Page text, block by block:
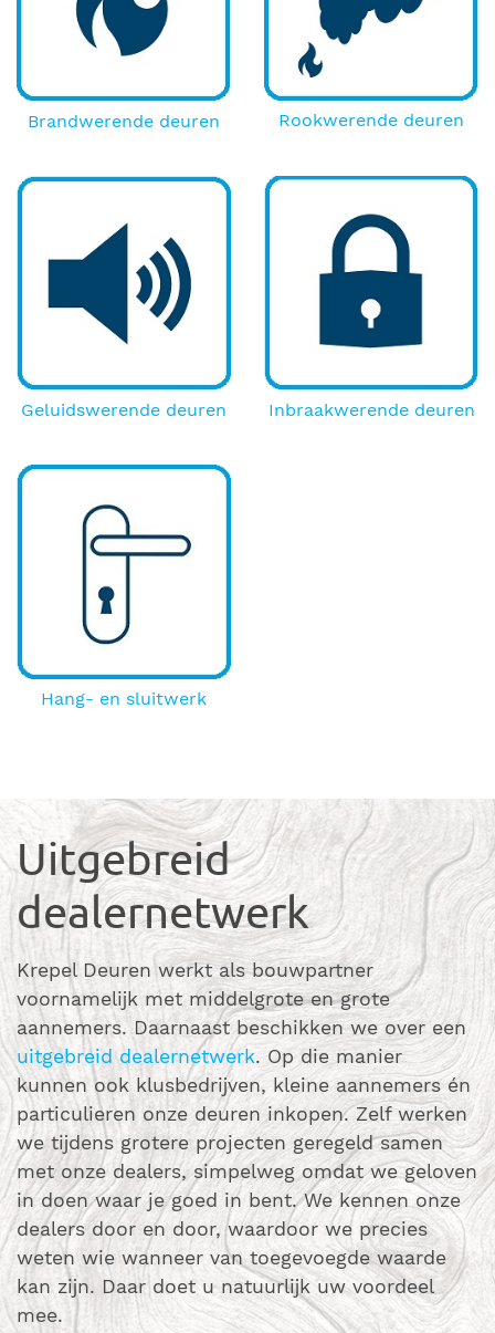
Brandwerende deuren Rookwerende deuren
Geluidswerende deuren Inbraakwerende deuren
Hang- en sluitwerk
Uitgebreid
dealernetwerk
Krepel Deuren werkt als bouwpartner
voornamelijk met middelgrote en grote
aannemers. Daarnaast beschikken we over een
uitgebreid dealernetwerk. Op die manier
kunnen ook klusbedrijven, kleine aannemers én
particulieren onze deuren inkopen. Zelf werken
we tijdens grotere projecten geregeld samen
met onze dealers, simpelweg omdat we geloven
in doen waar je goed in bent. We kennen onze
dealers door en door, waardoor we precies
weten wie wanneer van toegevoegde waarde
kan zijn. Daar doet u natuurlijk uw voordeel
mee.